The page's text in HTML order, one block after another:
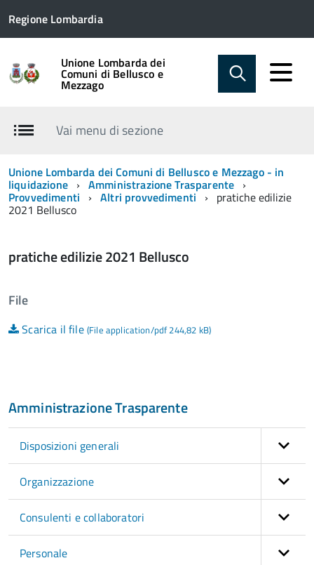
Regione Lombardia
Unione Lombarda dei
Comuni di Bellusco e
Mezzago
Vai menu di sezione
Unione Lombarda dei Comuni di Bellusco e Mezzago - in
liquidazione Amministrazione Trasparente
Provvedimenti Altri provvedimenti pratiche edilizie
2021 Bellusco
pratiche edilizie 2021 Bellusco
File
Scarica il file (File application/pdf 244,82 kB)
Amministrazione Trasparente
Disposizioni generali
Organizzazione
Consulenti e collaboratori
Personale